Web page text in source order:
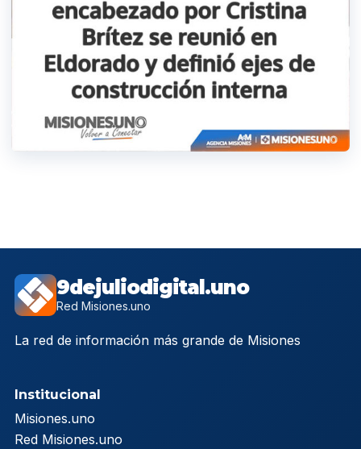
9dejuliodigital.uno
Red Misiones.uno
La red de información más grande de Misiones
Institucional
Misiones.uno
Red Misiones.uno